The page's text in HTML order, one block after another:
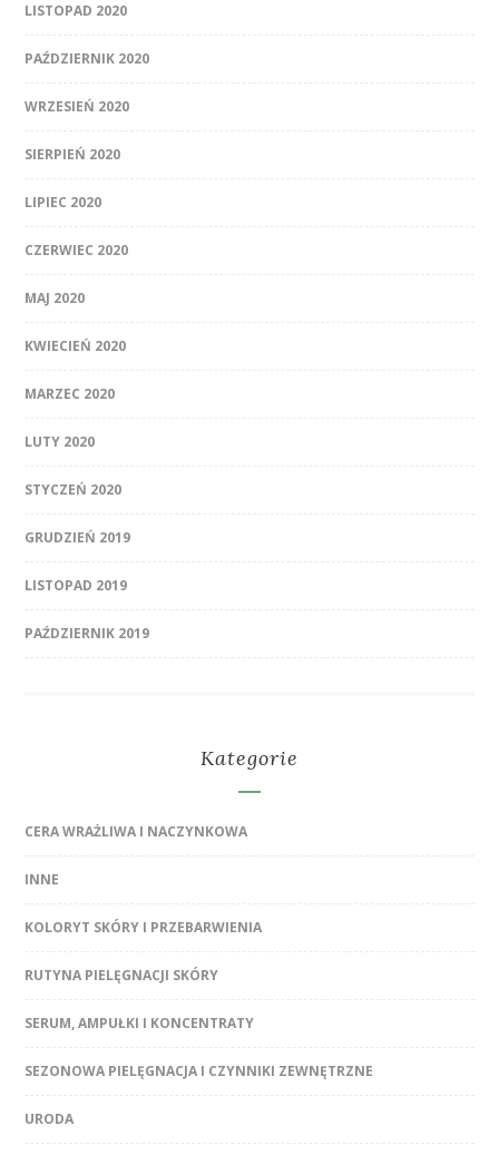
LISTOPAD 2020
PAŹDZIERNIK 2020
WRZESIEŃ 2020
SIERPIEŃ 2020
LIPIEC 2020
CZERWIEC 2020
MAJ 2020
KWIECIEŃ 2020
MARZEC 2020
LUTY 2020
STYCZEŃ 2020
GRUDZIEŃ 2019
LISTOPAD 2019
PAŹDZIERNIK 2019
Kategorie
CERA WRAŻLIWA I NACZYNKOWA
INNE
KOLORYT SKÓRY I PRZEBARWIENIA
RUTYNA PIELĘGNACJI SKÓRY
SERUM, AMPUŁKI I KONCENTRATY
SEZONOWA PIELĘGNACJA I CZYNNIKI ZEWNĘTRZNE
URODA